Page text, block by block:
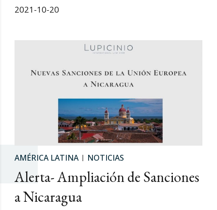
2021-10-20
AMÉRICA LATINA NOTICIAS
Alerta- Ampliación de Sanciones
a Nicaragua